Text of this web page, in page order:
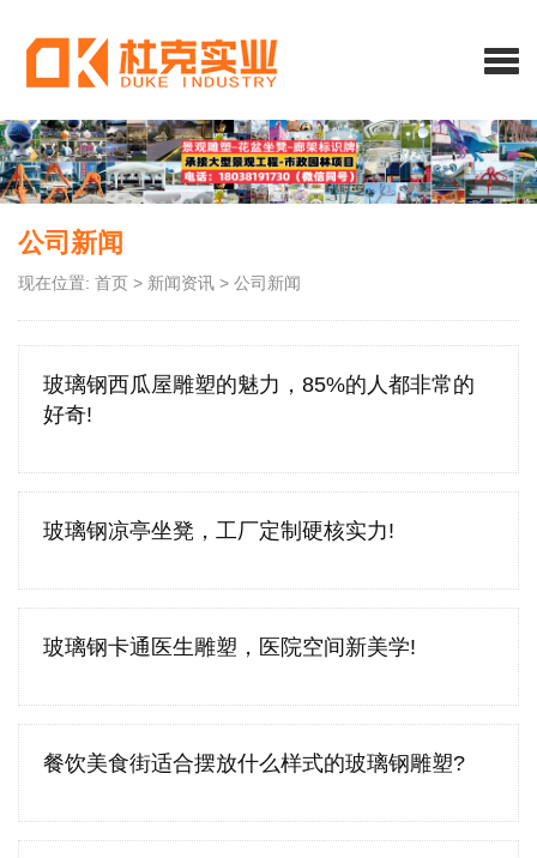
公司新闻
现在位置: 首页 > 新闻资讯 > 公司新闻
玻璃钢西瓜屋雕塑的魅力，85%的人都非常的
好奇!
玻璃钢凉亭坐凳，工厂定制硬核实力!
玻璃钢卡通医生雕塑，医院空间新美学!
餐饮美食街适合摆放什么样式的玻璃钢雕塑?